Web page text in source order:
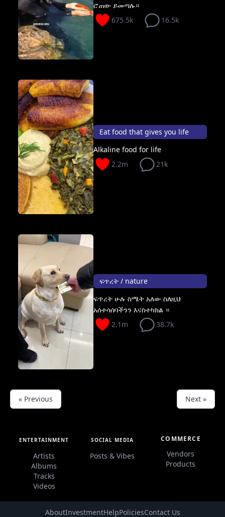
ሮጠው ይመጣሉ።
675.5k
16.5k
Eat food that gives you life
Alkaline food for life
2.2m
21k
ፍጥረት / nature
ፍጥረት ሁሉ ስሜት አለው ስለዚህ
አሰተሳሰባችንን እናስተካክል ።
2.1m
38.7k
« Previous Next »
ENTERTAINMENT
Artists
Albums
Tracks
Videos
SOCIAL MEDIA
Posts & Vibes
COMMERCE
Vendors
Products
AboutInvestmentHelpPoliciesContact Us